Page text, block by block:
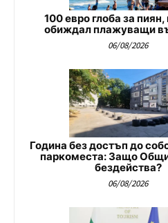
100 евро глоба за пиян,
обиждал плажуващи
06/08/2026
Година без достъп до
паркоместа: Защо
бездейства?
06/08/2026